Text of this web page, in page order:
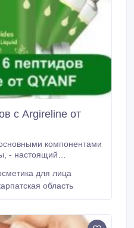
с Argireline от
пептидная косметика
давая
для лица
область